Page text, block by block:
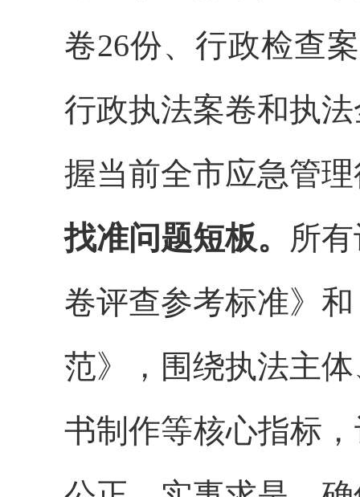
卷26份、行政检查
行政执法案卷和执法
握当前全市应急管
找准问题短板。 所
卷评查参考标准》 和
范》
，围绕执法主
书制作等核心指标